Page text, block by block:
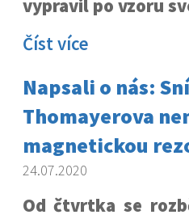
vypravil po vzoru
Číst více
Napsali o nás:
Thomayerova
magnetickou
24.07.2020
Od čtvrtka se